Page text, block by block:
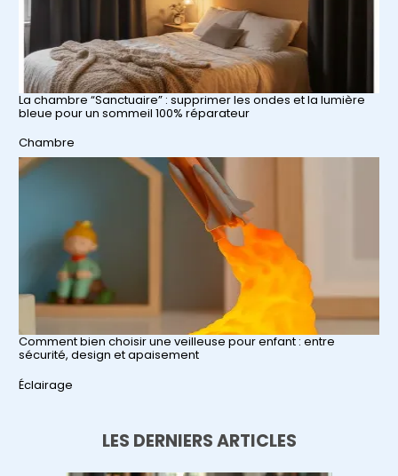
La chambre “Sanctuaire” : supprimer les ondes et la lumière
bleue pour un sommeil 100% réparateur
Par rapport à
Chambre
Comment bien choisir une veilleuse pour enfant : entre
sécurité, design et apaisement
Par rapport à
Éclairage
LES DERNIERS ARTICLES